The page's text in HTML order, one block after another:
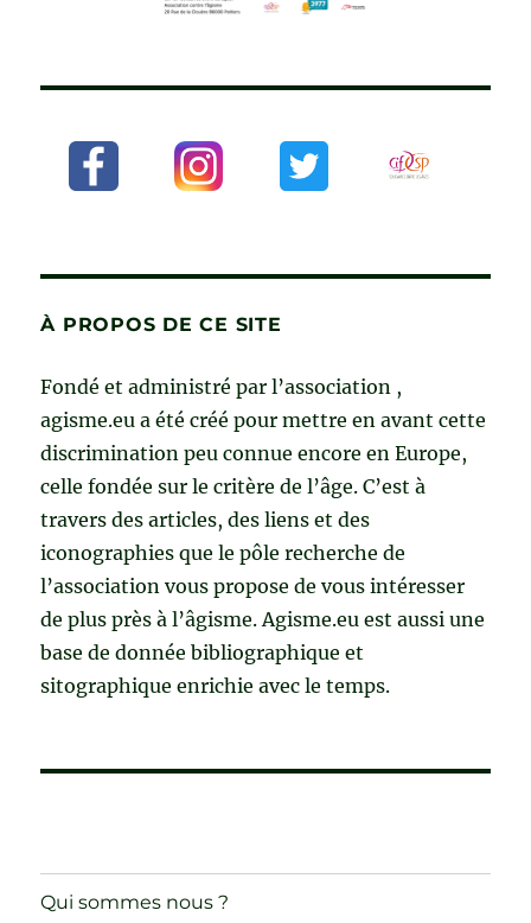
À PROPOS DE CE SITE
Fondé et administré par l’association ,
agisme.eu a été créé pour mettre en avant cette
discrimination peu connue encore en Europe,
celle fondée sur le critère de l’âge. C’est à
travers des articles, des liens et des
iconographies que le pôle recherche de
l’association vous propose de vous intéresser
de plus près à l’âgisme. Agisme.eu est aussi une
base de donnée bibliographique et
sitographique enrichie avec le temps.
Qui sommes nous ?